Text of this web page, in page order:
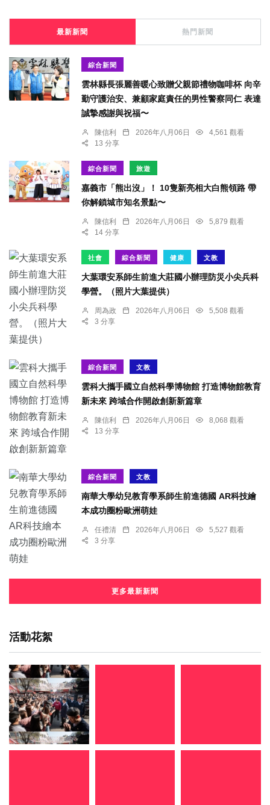
最新新聞 熱門新聞
綜合新聞
雲林縣長張麗善暖心致贈父親節禮物咖啡杯 向辛
勤守護治安、兼顧家庭責任的男性警察同仁 表達
誠摯感謝與祝福〜
陳信利 2026年八月06日
4,561 觀看
13 分享
綜合新聞 旅遊
嘉義市「熊出沒」！ 10隻新亮相大白熊領路 帶
你解鎖城市知名景點〜
陳信利 2026年八月06日
5,879 觀看
14 分享
社會 綜合新聞 健康 文教
大葉環安系師生前進大莊國小辦理防災小尖兵科
學營。（照片大葉提供）
周為政 2026年八月06日
5,508 觀看
3 分享
綜合新聞 文教
雲科大攜手國立自然科學博物館 打造博物館教育
新未來 跨域合作開啟創新新篇章
陳信利 2026年八月06日
8,068 觀看
13 分享
綜合新聞 文教
南華大學幼兒教育學系師生前進德國 AR科技繪
本成功圈粉歐洲萌娃
任禮清 2026年八月06日
5,527 觀看
3 分享
更多最新新聞
活動花絮